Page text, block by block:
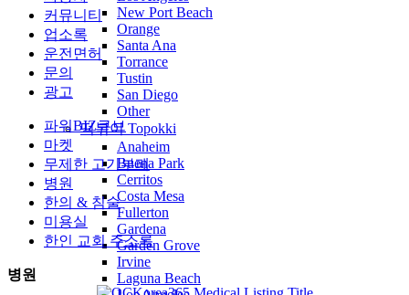
New Port Beach
Orange
Santa Ana
Torrance
Tustin
San Diego
Other
떡볶이 Topokki
Anaheim
Buena Park
Cerritos
Costa Mesa
Fullerton
Gardena
Garden Grove
Irvine
Laguna Beach
커뮤니티
업소록
운전면허
문의
광고
파워BIZ큐브
마켓
무제한 고기부페
병원
한의 & 침술
미용실
한인 교회 주소록
병원